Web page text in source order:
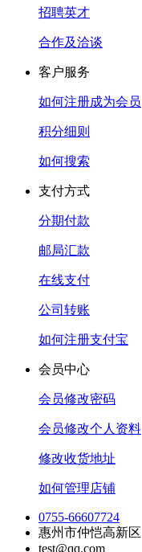
招聘英才
合作及洽谈
客户服务
如何注册成为会员
积分细则
如何搜索
支付方式
分期付款
邮局汇款
在线支付
公司转账
如何注册支付宝
会员中心
会员修改密码
会员修改个人资料
修改收货地址
如何管理店铺
0755-66607724
惠州市仲恺高新区
test@qq.com